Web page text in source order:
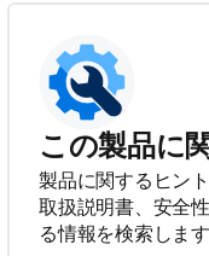
この製品に
製品に関するヒン
取扱説明書、安全
る情報を検索します